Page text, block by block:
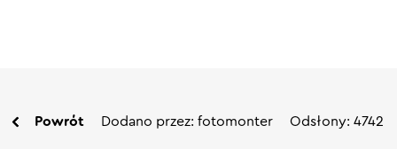
Powrót Dodano przez: fotomonter Odsłony: 4742